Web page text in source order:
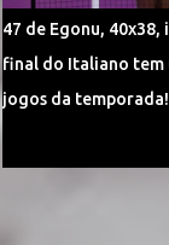
47 de Egonu,
final do Italiano tem
jogos da temporada!